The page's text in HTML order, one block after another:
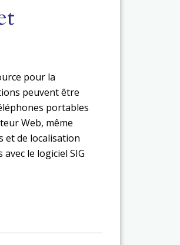
pour la
peuvent être
portables
Web, même
et de localisation
le logiciel SIG